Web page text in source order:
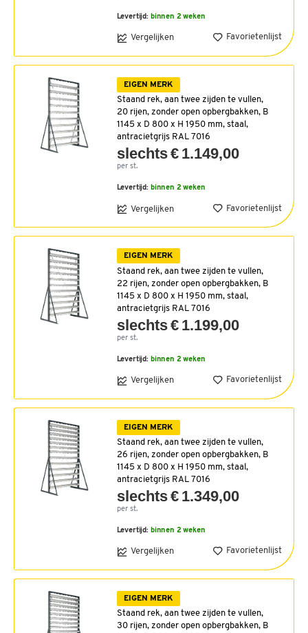
Levertijd: binnen 2 weken
Vergelijken Favorietenlijst
EIGEN MERK
Staand rek, aan twee zijden te vullen,
20 rijen, zonder open opbergbakken, B
1145 x D 800 x H 1950 mm, staal,
antracietgrijs RAL 7016
slechts € 1.149,00
per st.
Levertijd: binnen 2 weken
Vergelijken Favorietenlijst
EIGEN MERK
Staand rek, aan twee zijden te vullen,
22 rijen, zonder open opbergbakken, B
1145 x D 800 x H 1950 mm, staal,
antracietgrijs RAL 7016
slechts € 1.199,00
per st.
Levertijd: binnen 2 weken
Vergelijken Favorietenlijst
EIGEN MERK
Staand rek, aan twee zijden te vullen,
26 rijen, zonder open opbergbakken, B
1145 x D 800 x H 1950 mm, staal,
antracietgrijs RAL 7016
slechts € 1.349,00
per st.
Levertijd: binnen 2 weken
Vergelijken Favorietenlijst
EIGEN MERK
Staand rek, aan twee zijden te vullen,
30 rijen, zonder open opbergbakken, B